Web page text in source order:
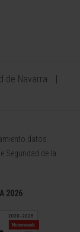
de Navarra
datos
Seguridad de la
2026